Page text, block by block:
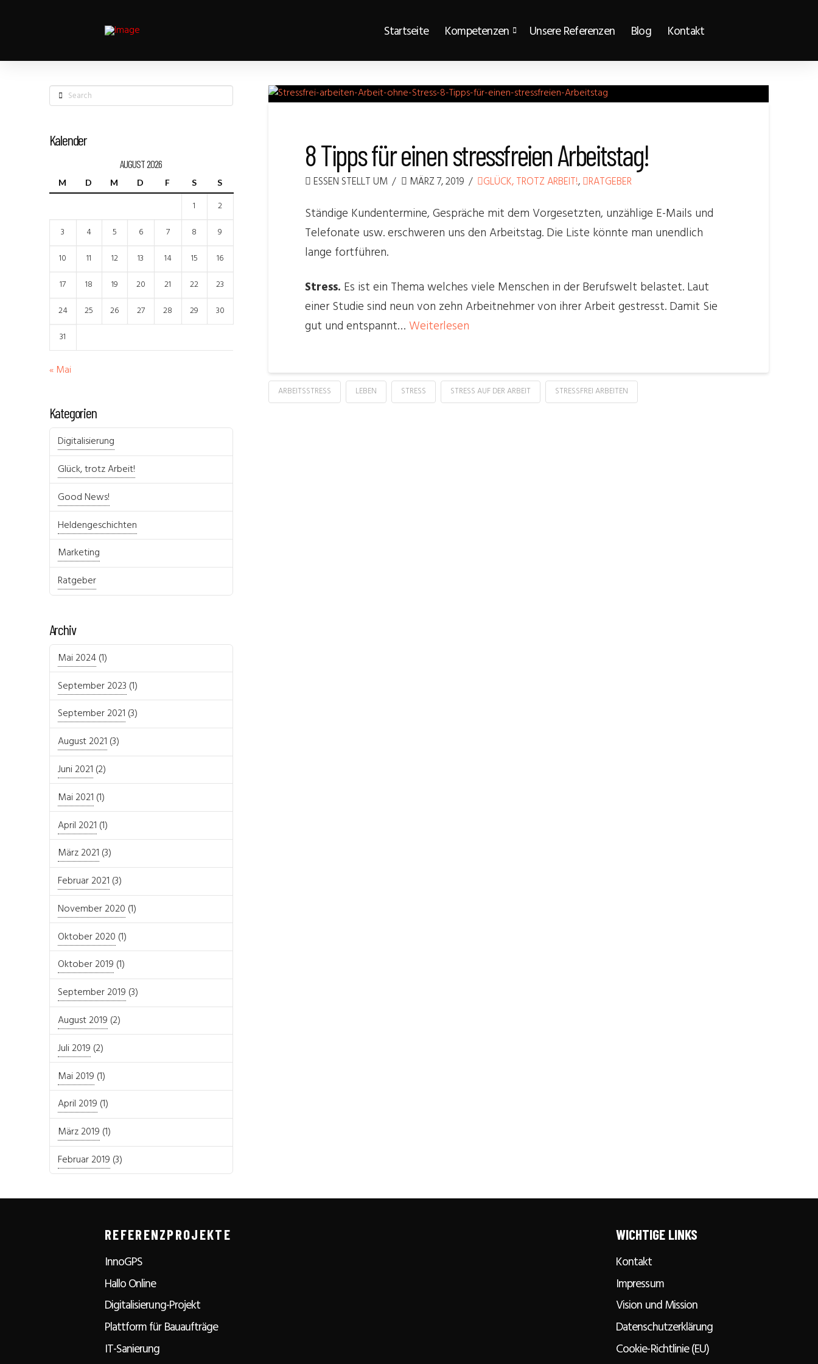
Startseite Kompetenzen Unsere Referenzen Blog Kontakt
8 Tipps für einen stressfreien Arbeitstag!
ESSEN STELLT UM MÄRZ 7, 2019 GLÜCK, TROTZ ARBEIT!, RATGEBER
Ständige Kundentermine, Gespräche mit dem Vorgesetzten, unzählige E-Mails und
Telefonate usw. erschweren uns den Arbeitstag. Die Liste könnte man unendlich
lange fortführen.
Stress. Es ist ein Thema welches viele Menschen in der Berufswelt belastet. Laut
einer Studie sind neun von zehn Arbeitnehmer von ihrer Arbeit gestresst. Damit Sie
gut und entspannt… Weiterlesen
ARBEITSSTRESS LEBEN STRESS STRESS AUF DER ARBEIT STRESSFREI ARBEITEN
Search
Kalender
AUGUST 2026
M D M D F S S
1
2
3
4 5 6 7 8
9
10
11 12 13 14 15
16
17
18 19 20 21 22
23
24
25 26 27 28 29
30
31
« Mai
Kategorien
Digitalisierung
Glück, trotz Arbeit!
Good News!
Heldengeschichten
Marketing
Ratgeber
Archiv
Mai 2024(1)
September 2023 (1)
September 2021 (3)
August 2021 (3)
Juni 2021 (2)
Mai 2021 (1)
April 2021 (1)
März 2021 (3)
Februar 2021 (3)
November 2020 (1)
Oktober 2020 (1)
Oktober 2019 (1)
September 2019 (3)
August 2019 (2)
Juli 2019 (2)
Mai 2019 (1)
April 2019 (1)
März 2019 (1)
Februar 2019 (3)
REFERENZPROJEKTE
InnoGPS
Hallo Online
Digitalisierung-Projekt
Plattform für Bauaufträge
IT-Sanierung
WICHTIGE LINKS
Kontakt
Impressum
Vision und Mission
Datenschutzerklärung
Cookie-Richtlinie (EU)